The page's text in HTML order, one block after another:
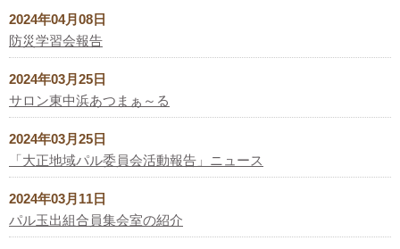
2024年04月08日
防災学習会報告
2024年03月25日
サロン東中浜あつまぁ～る
2024年03月25日
「大正地域パル委員会活動報告」ニュース
2024年03月11日
パル玉出組合員集会室の紹介